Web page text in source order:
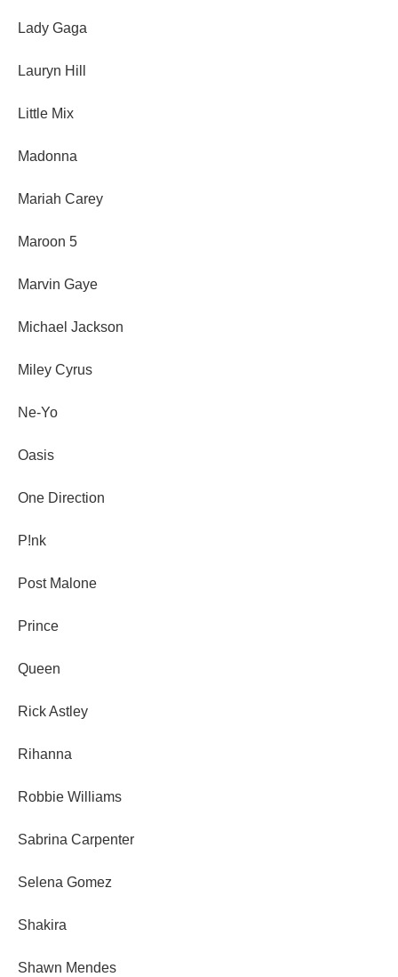
Lady Gaga
Lauryn Hill
Little Mix
Madonna
Mariah Carey
Maroon 5
Marvin Gaye
Michael Jackson
Miley Cyrus
Ne-Yo
Oasis
One Direction
P!nk
Post Malone
Prince
Queen
Rick Astley
Rihanna
Robbie Williams
Sabrina Carpenter
Selena Gomez
Shakira
Shawn Mendes